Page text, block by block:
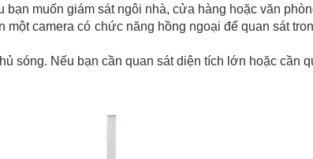
muốn giám sát ngôi nhà, cửa hàng hoặc văn
camera có chức năng hồng ngoại để quan sát
sóng. Nếu bạn cần quan sát diện tích lớn hoặc cần